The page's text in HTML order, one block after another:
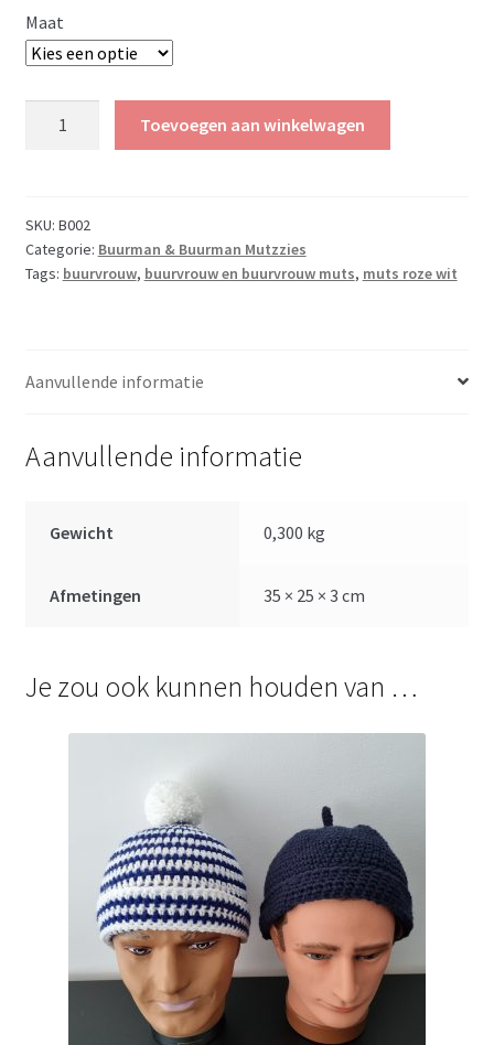
Maat
(set)
aantal
Toevoegen aan winkelwagen
SKU: B002
Categorie: Buurman & Buurman Mutzzies
Tags: buurvrouw, buurvrouw en buurvrouw muts, muts roze wit
Aanvullende informatie
Aanvullende informatie
Gewicht 0,300 kg
Afmetingen 35 × 25 × 3 cm
Je zou ook kunnen houden van …